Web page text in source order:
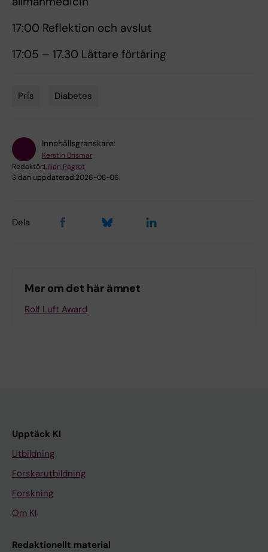
17:00 Reflektion och avslut
17:05 – 17.30 Lättare förtäring
Pris Diabetes
Innehållsgranskare:
Kerstin Brismar
Redaktör:Lilian Pagrot
Sidan uppdaterad:2026-08-06
Dela
Mer om det här ämnet
Rolf Luft Award
Upptäck KI
Utbildning
Forskarutbildning
Forskning
Om KI
Redaktionellt material